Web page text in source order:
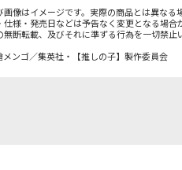
像はイメージです。実際の商品とは異なる
様・発売日などは予告なく変更となる場合
断転載、及びそれに準ずる行為を一切禁止
ンゴ／集英社・【推しの子】製作委員会